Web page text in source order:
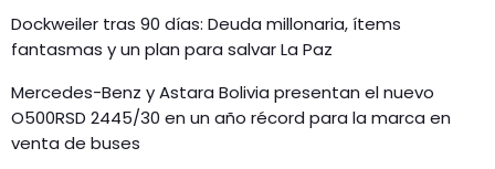
Dockweiler tras 90 días: Deuda millonaria, ítems
fantasmas y un plan para salvar La Paz
Mercedes-Benz y Astara Bolivia presentan el nuevo
O500RSD 2445/30 en un año récord para la marca en
venta de buses